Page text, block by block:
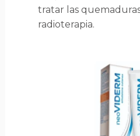
tratar las
radioterapia.